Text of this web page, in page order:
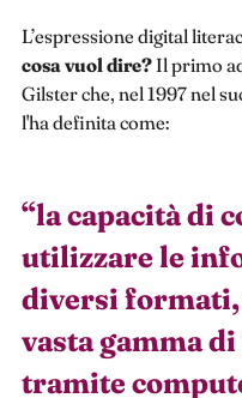
L’espressione digital
cosa vuol dire? Il primo
Gilster che, nel 1997 nel
l'ha definita come:
“la capacità di
utilizzare le
diversi formati,
vasta gamma
tramite